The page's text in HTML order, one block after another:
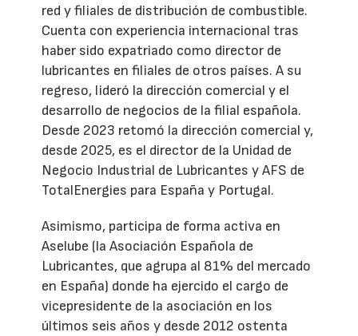
red y filiales de distribución de combustible.
Cuenta con experiencia internacional tras
haber sido expatriado como director de
lubricantes en filiales de otros países. A su
regreso, lideró la dirección comercial y el
desarrollo de negocios de la filial española.
Desde 2023 retomó la dirección comercial y,
desde 2025, es el director de la Unidad de
Negocio Industrial de Lubricantes y AFS de
TotalEnergies para España y Portugal.
Asimismo, participa de forma activa en
Aselube (la Asociación Española de
Lubricantes, que agrupa al 81% del mercado
en España) donde ha ejercido el cargo de
vicepresidente de la asociación en los
últimos seis años y desde 2012 ostenta